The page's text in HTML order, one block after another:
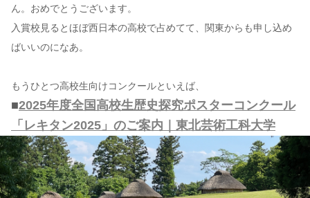
ん。おめでとうございます。
入賞校見るとほぼ西日本の高校で占めてて、関東からも申し込め
ばいいのになあ。
もうひとつ高校生向けコンクールといえば、
■2025年度全国高校生歴史探究ポスターコンクール
「レキタン2025」のご案内｜東北芸術工科大学